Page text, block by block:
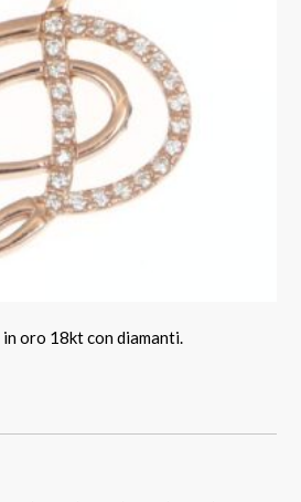
oro 18kt con diamanti.